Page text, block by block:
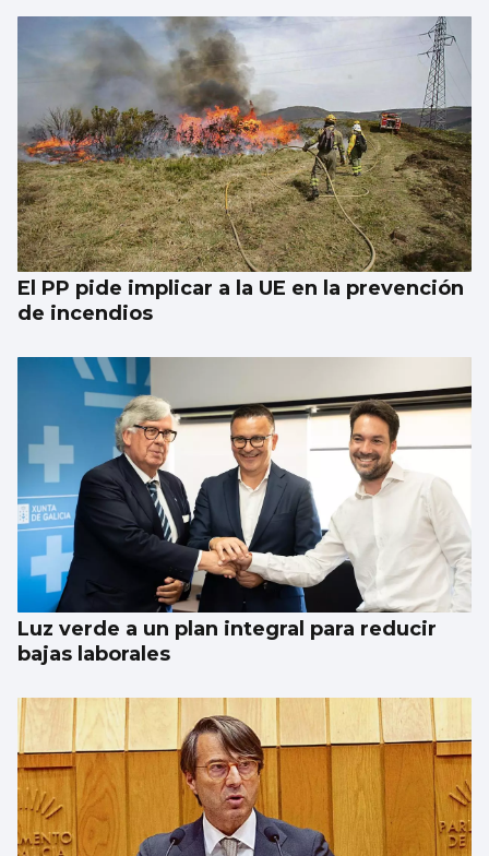
El PP pide implicar a la UE en la prevención
de incendios
Luz verde a un plan integral para reducir
bajas laborales